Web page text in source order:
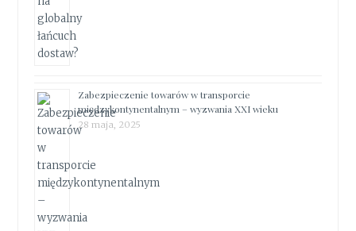
Zabezpieczenie towarów w transporcie
międzykontynentalnym – wyzwania XXI wieku
28 maja, 2025